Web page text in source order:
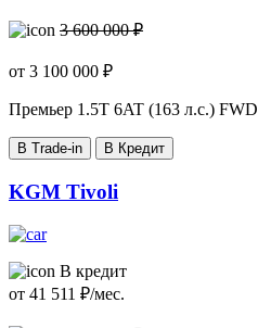
3 600 000 ₽
от 3 100 000 ₽
Премьер 1.5T 6AT (163 л.с.) FWD
В Trade-in В Кредит
KGM Tivoli
В кредит
от 41 511 ₽/мес.